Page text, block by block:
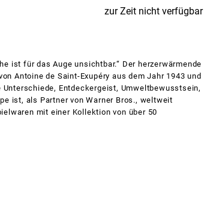
zur Zeit nicht verfügbar
ist für das Auge unsichtbar.“ Der herzerwärmende
Antoine de Saint-Exupéry aus dem Jahr 1943 und
Entdeckergeist, Umweltbewusstsein,
ist, als Partner von Warner Bros., weltweit
mit einer Kollektion von über 50